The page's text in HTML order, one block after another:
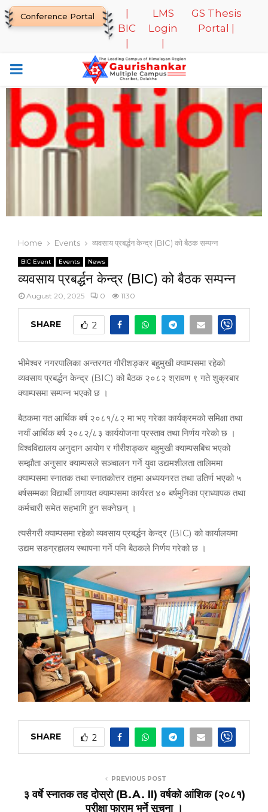
Conference Portal
BIC
LMS
Login
GS Thesis
Portal |
PRIMARY
MENU
Home Events व्यवसाय प्रबर्द्धन केन्द्र (BIC) को बैठक सम्पन्न
BIC Event Events News
व्यवसाय प्रबर्द्धन केन्द्र (BIC) को बैठक सम्पन्न
August 20, 2025 0 1130
SHARE 2
भीमेश्वर नगरपालिका अन्तरगत गौरीशङ्कर बहुमुखी क्याम्पसमा रहेको
व्यवसाय प्रबर्द्धन केन्द्र (BIC) को बैठक २०८२ श्रावण ९ गते शुक्रबार
क्याम्पसमा सम्पन्न भएको छ ।
बैठकमा गत आर्थिक बर्ष २०८१/८२ मा भए गरेका कार्यक्रमको समिक्षा तथा
नयाँ आर्थिक बर्ष २०८२/८३ कार्ययोजना प्रस्ताव तथा निर्णय गरेको छ ।
विश्वविद्यालय अनुदान आयोग र गौरीशङ्कर बहुमुखी क्याम्पसबिच भएको
सम्झौता अनुसार क्याम्पसले सञ्चालन गर्ने युवा उद्यमशीलता तालिममा
क्याम्पसमा स्नातक तथा स्नातकोत्तर तहमा अध्ययनरत तथा उतिर्ण भएको ५
बर्षसम्मका विद्यार्थी लगायत क्याम्पसमा कार्यरत ४० बर्षमुनिका प्राध्यापक तथा
कर्मचारी समेत सहभागि हुन सक्नेछन् ।
त्यसैगरी क्याम्पसमा रहेको व्यवसाय प्रबर्द्धन केन्द्र (BIC) को कार्यालयमा
उद्यम सङग्रहालय स्थापना गर्ने पनि बैठकले निर्णय गरेको छ ।
SHARE 2
PREVIOUS POST
३ वर्षे स्नातक तह दोस्रो (B.A. II) वर्षको आंशिक (२०८१)
परीक्षा फाराम भर्ने सूचना ।